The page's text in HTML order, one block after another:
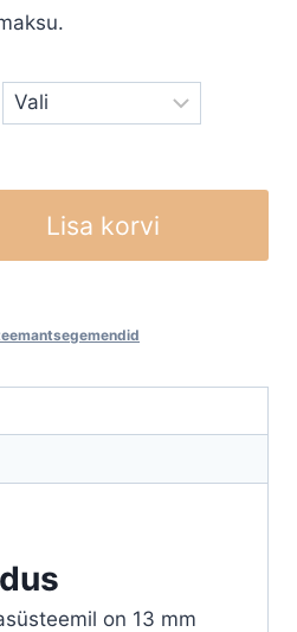
Lisa korvi
on 13 mm